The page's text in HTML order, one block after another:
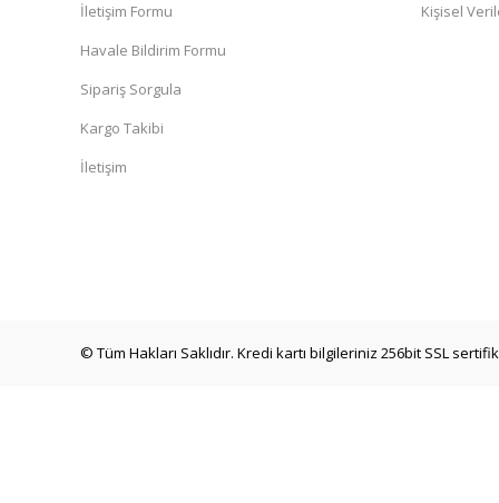
İletişim Formu
Havale Bildirim Formu
Sipariş Sorgula
Kargo Takibi
İletişim
Kişisel
© Tüm Hakları Saklıdır. Kredi kartı bilgileriniz 256bit SSL